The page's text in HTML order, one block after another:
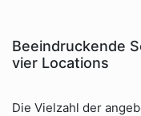
Beeindruckende
vier Locations
Die Vielzahl der